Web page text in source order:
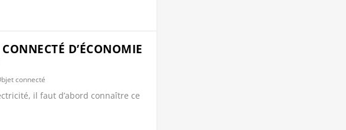
D’ÉCONOMIE
connecté
il faut d’abord connaître ce